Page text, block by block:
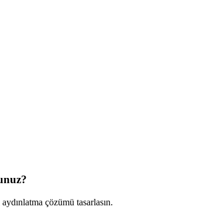
çözümü tasarlasın.